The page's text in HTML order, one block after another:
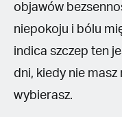
objawów
niepokoju i bólu
indica szczep ten
dni, kiedy nie
wybierasz.